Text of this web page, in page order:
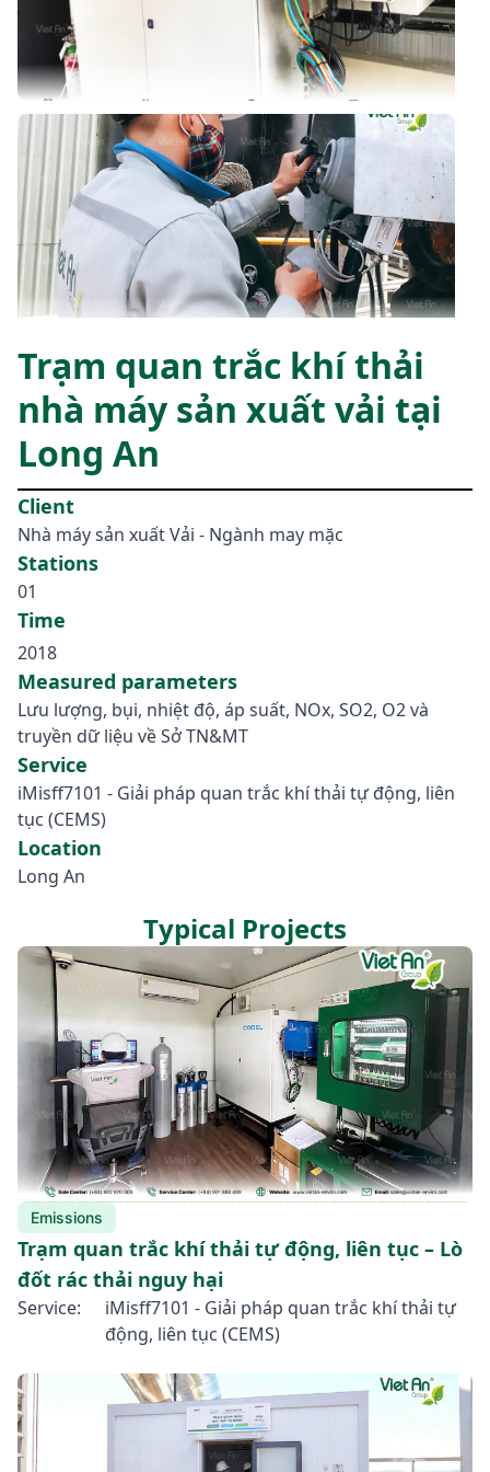
Trạm quan trắc khí thải
nhà máy sản xuất vải tại
Long An
Client
Nhà máy sản xuất Vải - Ngành may mặc
Stations
01
Time
2018
Measured parameters
Lưu lượng, bụi, nhiệt độ, áp suất, NOx, SO2, O2 và
truyền dữ liệu về Sở TN&MT
Service
iMisff7101 - Giải pháp quan trắc khí thải tự động, liên
tục (CEMS)
Location
Long An
Typical Projects
Emissions
Trạm quan trắc khí thải tự động, liên tục – Lò
đốt rác thải nguy hại
Service:
iMisff7101 - Giải pháp quan trắc khí thải tự
động, liên tục (CEMS)